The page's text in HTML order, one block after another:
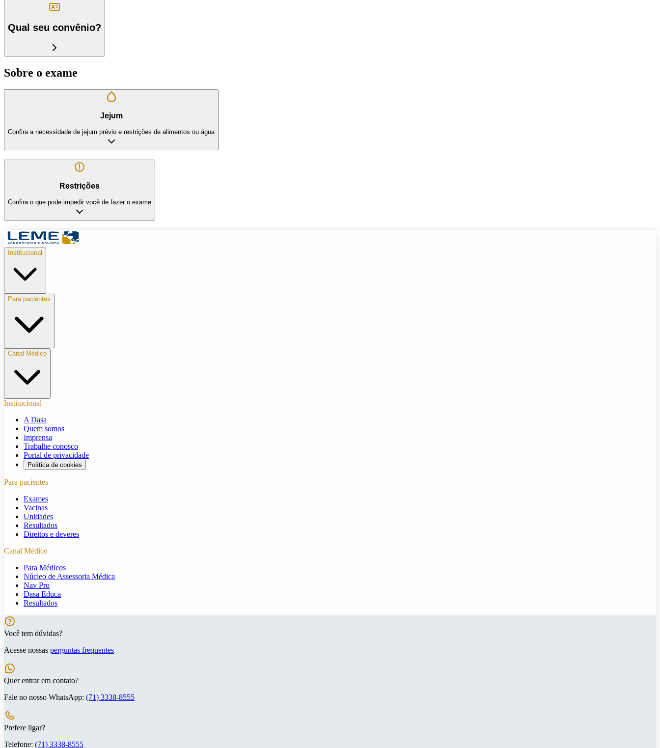
Qual seu convênio?
Sobre o exame
Jejum
Confira a necessidade de jejum prévio e restrições de alimentos ou água
Restrições
Confira o que pode impedir você de fazer o exame
Institucional
Para pacientes
Canal Médico
Institucional
A Dasa
Quem somos
Imprensa
Trabalhe conosco
Portal de privacidade
Política de cookies
Para pacientes
Exames
Vacinas
Unidades
Resultados
Direitos e deveres
Canal Médico
Para Médicos
Núcleo de Assessoria Médica
Nav Pro
Dasa Educa
Resultados
Você tem dúvidas?
Acesse nossas perguntas frequentes
Quer entrar em contato?
Fale no nosso WhatsApp: (71) 3338-8555
Prefere ligar?
Telefone: (71) 3338-8555